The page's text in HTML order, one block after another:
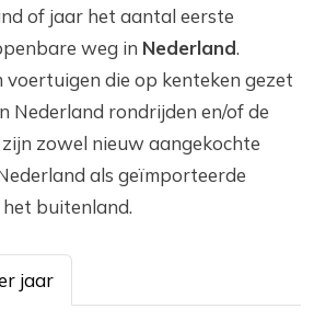
of jaar het aantal eerste
weg in Nederland.
die op kenteken gezet
Nederland rondrijden en/of de
zowel nieuw aangekochte
als geïmporteerde
buitenland.
jaar